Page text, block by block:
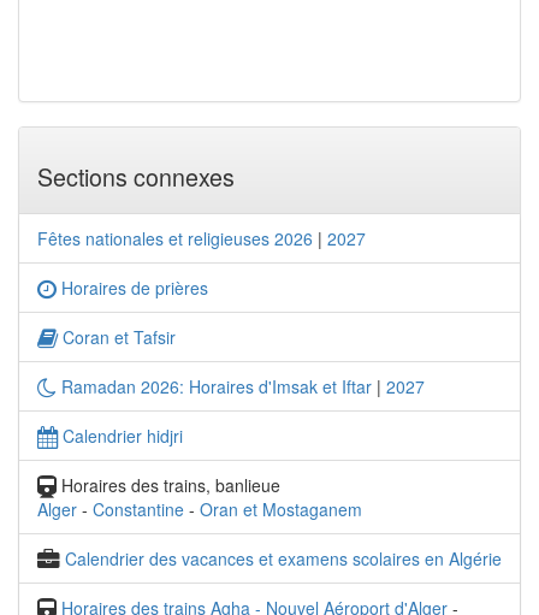
Sections connexes
Fêtes nationales et religieuses 2026 | 2027
Horaires de prières
Coran et Tafsir
Ramadan 2026: Horaires d'Imsak et Iftar | 2027
Calendrier hidjri
Horaires des trains, banlieue
Alger - Constantine - Oran et Mostaganem
Calendrier des vacances et examens scolaires en Algérie
Horaires des trains Agha - Nouvel Aéroport d'Alger -